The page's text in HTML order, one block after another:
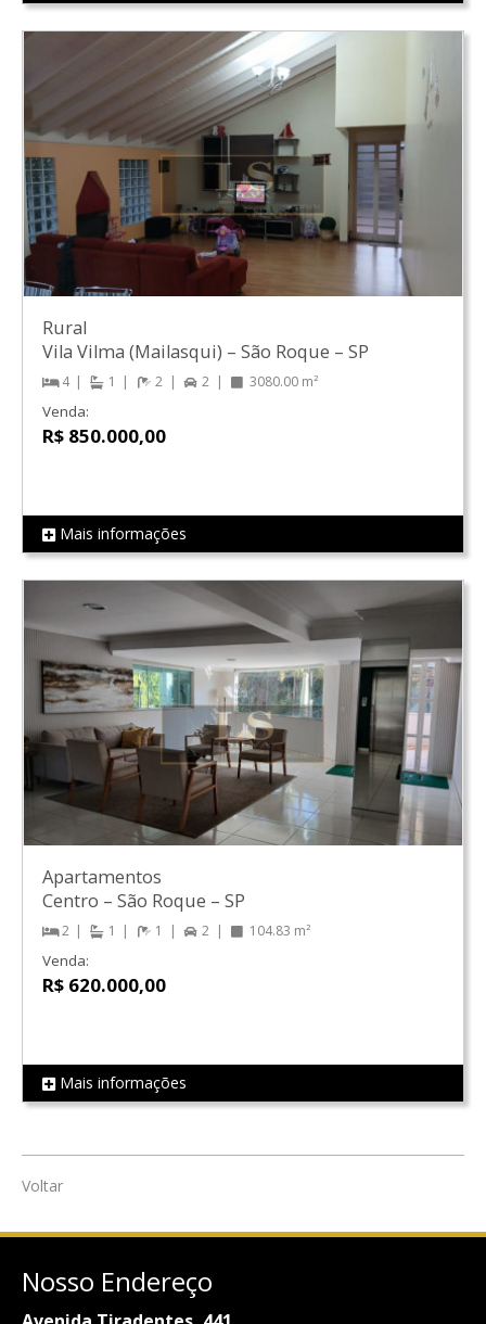
REF LS01162
Rural
Vila Vilma (Mailasqui) – São Roque – SP
4 1 2 2 3080.00 m²
Venda:
R$ 850.000,00
Mais informações
REF LS0663
Apartamentos
Centro – São Roque – SP
2 1 1 2 104.83 m²
Venda:
R$ 620.000,00
Mais informações
Voltar
Nosso Endereço